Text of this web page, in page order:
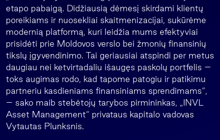
etapo pabaigą. Didžiausią dėmesį skirdami klientų
poreikiams ir nuosekliai skaitmenizacijai, sukūrėme
modernią platformą, kuri leidžia mums efektyviai
prisidėti prie Moldovos verslo bei žmonių finansinių
tikslų įgyvendinimo. Tai geriausiai atspindi per metus
daugiau nei ketvirtadaliu išaugęs paskolų portfelis –
toks augimas rodo, kad tapome patogiu ir patikimu
partneriu kasdieniams finansiniams sprendimams“,
– sako maib stebėtojų tarybos pirmininkas, „INVL
Asset Management“ privataus kapitalo vadovas
Vytautas Plunksnis.